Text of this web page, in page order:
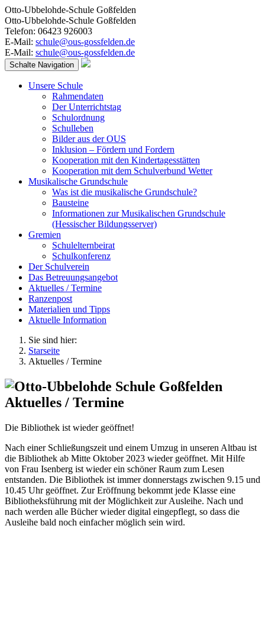
Otto-Ubbelohde-Schule Goßfelden
Otto-Ubbelohde-Schule Goßfelden
Telefon: 06423 926003
E-Mail: schule@ous-gossfelden.de
E-Mail: schule@ous-gossfelden.de
Schalte Navigation
Unsere Schule
Rahmendaten
Der Unterrichtstag
Schulordnung
Schulleben
Bilder aus der OUS
Inklusion – Fördern und Fordern
Kooperation mit den Kindertagesstätten
Kooperation mit dem Schulverbund Wetter
Musikalische Grundschule
Was ist die musikalische Grundschule?
Bausteine
Informationen zur Musikalischen Grundschule
(Hessischer Bildungsserver)
Gremien
Schulelternbeirat
Schulkonferenz
Der Schulverein
Das Betreuungsangebot
Aktuelles / Termine
Ranzenpost
Materialien und Tipps
Aktuelle Information
Sie sind hier:
Starseite
Aktuelles / Termine
Aktuelles / Termine
Die Bibliothek ist wieder geöffnet!
Nach einer Schließungszeit und einem Umzug in unseren Altbau ist
die Bibliothek ab Mitte Oktober 2023 wieder geöffnet. Mit Hilfe
von Frau Isenberg ist wieder ein schöner Raum zum Lesen
entstanden. Die Bibliothek ist immer donnerstags zwischen 9.15 und
10.45 Uhr geöffnet. Zur Eröffnung bekommt jede Klasse eine
Bibliotheksführung mit der Möglichkeit zur Ausleihe. Nach und
nach werden alle Bücher wieder digital eingepflegt, so dass die
Ausleihe bald noch einfacher möglich sein wird.